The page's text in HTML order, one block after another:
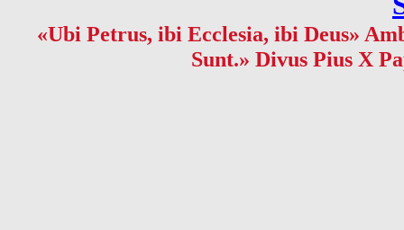
«Ubi Petrus, ibi Ecclesia, ibi Deus»
Sunt.» Divus Pius X